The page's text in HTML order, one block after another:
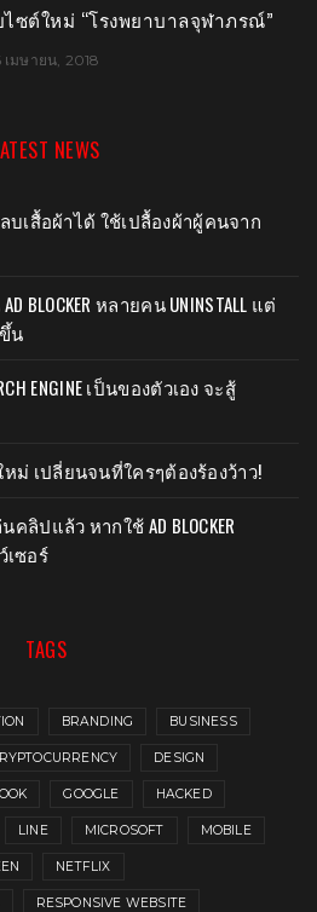
กมมือถือมาแรง ฟินได้ด้วยปลายนิ้ว!!
มิถุนายน, 2016
NEWS
ลบเสื้อผ้าได้ ใช้เปลื้องผ้าผู้คนจาก
BLOCKER หลายคน UNINSTALL แต่
น
ENGINE เป็นของตัวเอง จะสู้
ใหม่ เปลี่ยนจนที่ใครๆต้องร้องว้าว!
คลิปแล้ว หากใช้ AD BLOCKER
ซอร์
TAGS
BRANDING BUSINESS
DESIGN
GOOGLE HACKED
LINE MICROSOFT MOBILE
NETFLIX
RESPONSIVE WEBSITE